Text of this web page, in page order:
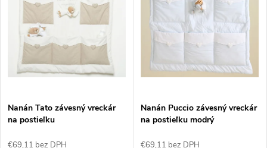
Nanán Tato závesný vreckár
na postieľku
€69,11 bez DPH
Nanán Puccio závesný vreckár
na postieľku modrý
€69,11 bez DPH